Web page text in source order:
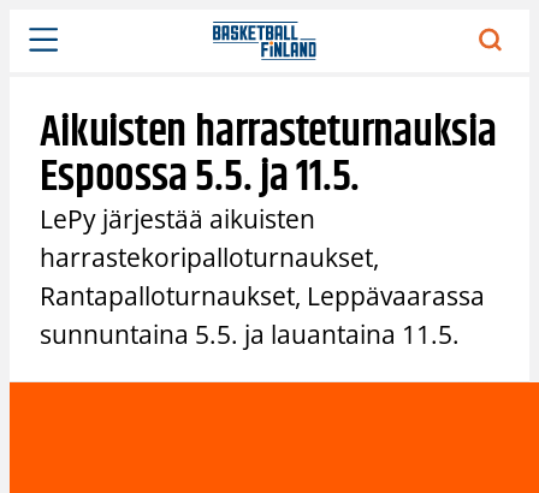
Siirry
sisältöön
Aikuisten harrasteturnauksia
Espoossa 5.5. ja 11.5.
LePy järjestää aikuisten
harrastekoripalloturnaukset,
Rantapalloturnaukset, Leppävaarassa
sunnuntaina 5.5. ja lauantaina 11.5.